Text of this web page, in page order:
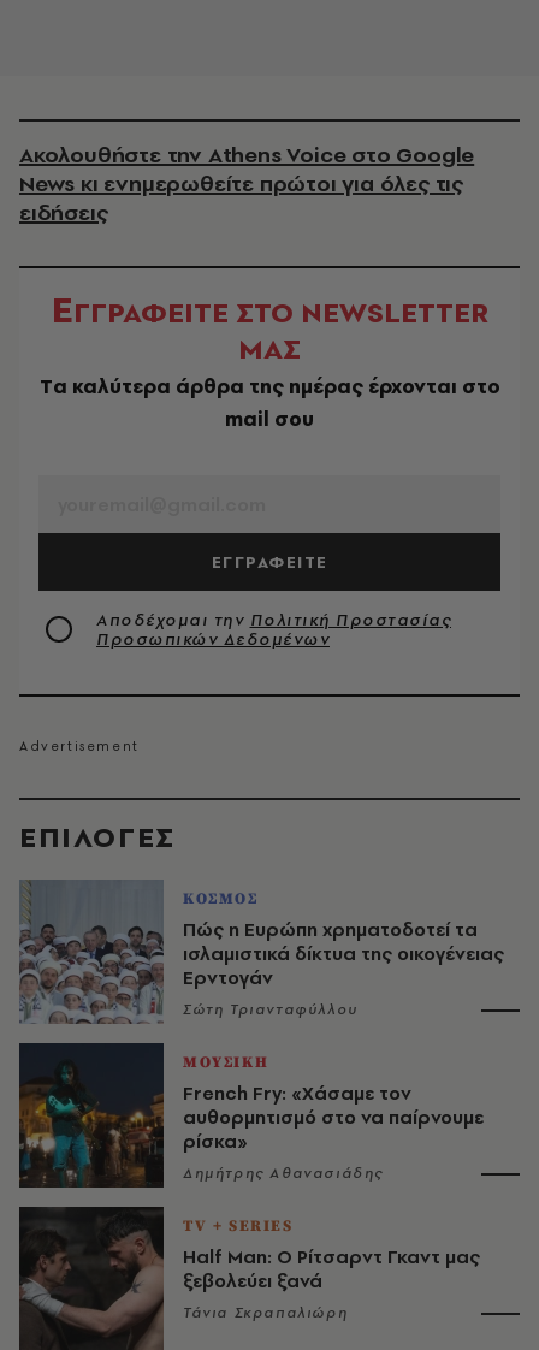
EΠΙΛΟΓΈΣ
ΚΟΣΜΟΣ
Πώς η Ευρώπη χρηματοδοτεί τα
ισλαμιστικά δίκτυα της οικογένειας
Ερντογάν
Σώτη Τριανταφύλλου
ΜΟΥΣΙΚΗ
French Fry: «Χάσαμε τον
αυθορμητισμό στο να παίρνουμε
ρίσκα»
Δημήτρης Αθανασιάδης
TV + SERIES
Half Man: Ο Ρίτσαρντ Γκαντ μας
ξεβολεύει ξανά
Τάνια Σκραπαλιώρη
Ακολουθήστε την Athens Voice στο Google
News κι ενημερωθείτε πρώτοι για όλες τις
ειδήσεις
ΕΓΓΡΑΦΕΙΤΕ ΣΤΟ NEWSLETTER
ΜΑΣ
Tα καλύτερα άρθρα της ημέρας έρχονται στο
mail σου
ΕΓΓΡΑΦΕΙΤΕ
Αποδέχομαι την Πολιτική Προστασίας
Προσωπικών Δεδομένων